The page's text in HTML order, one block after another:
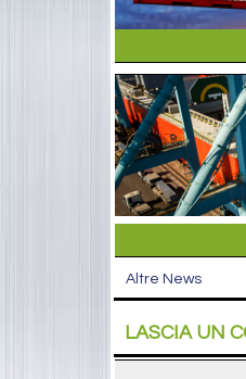
Altre News
LASCIA UN